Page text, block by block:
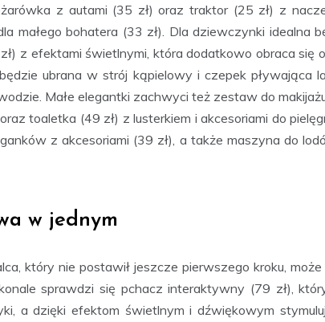
z autami (35 zł) oraz traktor (25 zł) z
małego bohatera (33 zł). Dla dziewczynki idealna
z efektami świetlnymi, która dodatkowo obraca się
ubrana w strój kąpielowy i czepek pływająca
Małe elegantki zachwyci też zestaw do
toaletka (49 zł) z lusterkiem i akcesoriami do
z akcesoriami (39 zł), a także maszyna do
w jednym
który nie postawił jeszcze pierwszego kroku,
sprawdzi się pchacz interaktywny (79 zł),
a dzięki efektom świetlnym i dźwiękowym